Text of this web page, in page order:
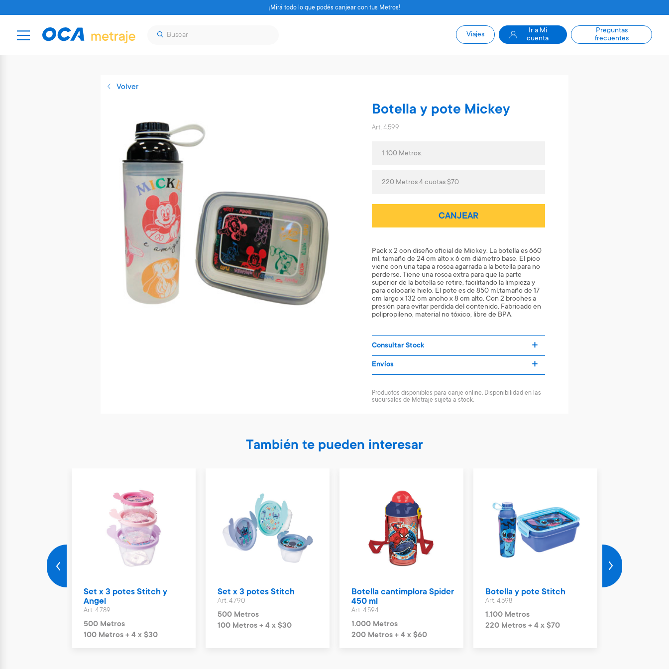
Volver
Botella y pote Mickey
Art. 4.599
1.100 Metros.
220 Metros 4 cuotas $70
CANJEAR
Pack x 2 con diseño oficial de Mickey. La botella es 660
ml, tamaño de 24 cm alto x 6 cm diámetro base. El pico
viene con una tapa a rosca agarrada a la botella para no
perderse. Tiene una rosca extra para que la parte
superior de la botella se retire, facilitando la limpieza y
para colocarle hielo. El pote es de 850 ml,tamaño de 17
cm largo x 132 cm ancho x 8 cm alto. Con 2 broches a
presión para evitar perdida del contenido. Fabricado en
polipropileno, material no tóxico, libre de BPA.
Consultar Stock
Envíos
Productos disponibles para canje online. Disponibilidad en las
sucursales de Metraje sujeta a stock.
También te pueden interesar
Set x 3 potes Stitch y
Angel
Art. 4.789
500 Metros
100 Metros + 4 x $30
Set x 3 potes Stitch
Art. 4.790
500 Metros
100 Metros + 4 x $30
Botella cantimplora Spider
450 ml
Art. 4.594
1.000 Metros
200 Metros + 4 x $60
Botella y pote Stitch
Art. 4.598
1.100 Metros
220 Metros + 4 x $70
¡Mirá todo lo que podés canjear con tus Metros!
Viajes
Ir a Mi
cuenta
Preguntas
frecuentes